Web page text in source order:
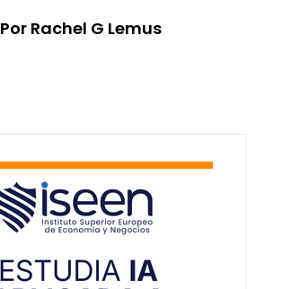
Por Rachel G Lemus